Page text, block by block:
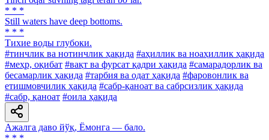
* * *
Still waters have deep bottoms.
* * *
Тихие воды глубоки.
#тинчлик ва нотинчлик ҳақида #аҳиллик ва ноаҳиллик ҳақида
#меҳр, оқибат #вақт ва фурсат қадри ҳақида #самарадорлик ва
бесамарлик ҳақида #тарбия ва одат ҳақида #фаровонлик ва
етишмовчилик ҳақида #сабр-қаноат ва сабрсизлик ҳақида
#сабр, қаноат #оила ҳақида
Ажалга даво йўқ, Ёмонга — бало.